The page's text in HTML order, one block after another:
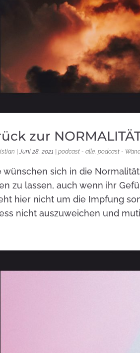
zur
|Juni 28, 2021 |podcast - alle,podcast -
wünschen sich in die
zu lassen, auch wenn ihr
hier nicht um die Impfung
nicht auszuweichen und